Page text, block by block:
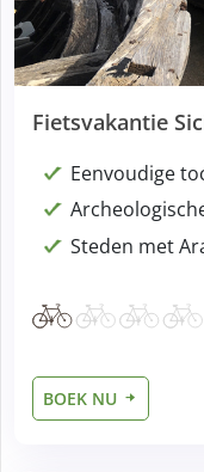
Fietsvakantie
Eenvoudige
Steden met
BOEK NU